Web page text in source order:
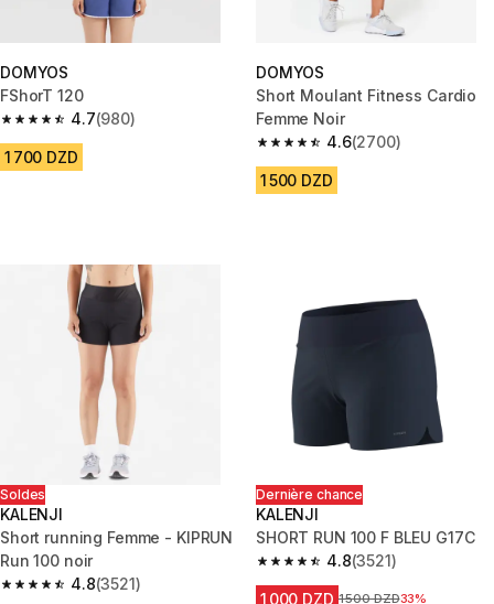
DOMYOS
FShorT 120
4.7
4.7 out of 5 stars from 980 reviews
(980)
1 700 DZD
DOMYOS
Short Moulant Fitness Cardio
Femme Noir
4.6
4.6 out of 5 stars from 2700
(2700)
1 500 DZD
Soldes
KALENJI
Short running Femme - KIPRUN
Run 100 noir
4.8
4.8 out of 5 stars from 3521 reviews
(3521)
Dernière chance
KALENJI
SHORT RUN 100 F BLEU G17C
4.8
4.8 out of 5 stars from 3521
(3521)
1 000 DZD Prix avant la réduction
1 500 DZD33%